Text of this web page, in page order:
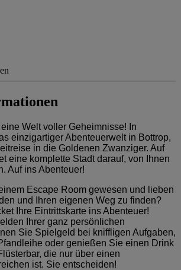
Welt voller Geheimnisse! In
einzigartiger Abenteuerwelt in Bottrop,
in die Goldenen Zwanziger. Auf
eine komplette Stadt darauf, von Ihnen
Auf ins Abenteuer!
Escape Room gewesen und lieben
und Ihren eigenen Weg zu finden?
Ihre Eintrittskarte ins Abenteuer!
Ihrer ganz persönlichen
Sie Spielgeld bei kniffligen Aufgaben,
oder genießen Sie einen Drink
die nur über einen
ist. Sie entscheiden!